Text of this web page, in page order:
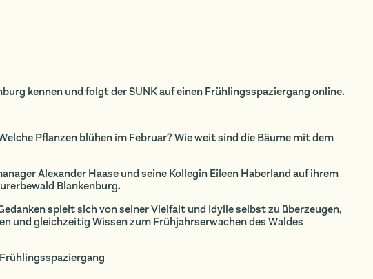
kennen und folgt der SUNK auf einen Frühlingsspaziergang online.
Pflanzen blühen im Februar? Wie weit sind die Bäume mit dem
Alexander Haase und seine Kollegin Eileen Haberland auf ihrem
Blankenburg.
spielt sich von seiner Vielfalt und Idylle selbst zu überzeugen,
und gleichzeitig Wissen zum Frühjahrserwachen des Waldes